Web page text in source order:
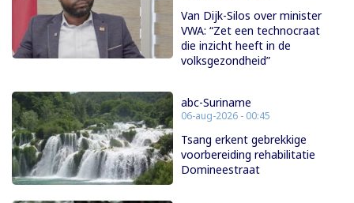
Van Dijk-Silos over minister
VWA: “Zet een technocraat
die inzicht heeft in de
volksgezondheid”
abc-Suriname
06-aug-2026 - 00:45
Tsang erkent gebrekkige
voorbereiding rehabilitatie
Domineestraat